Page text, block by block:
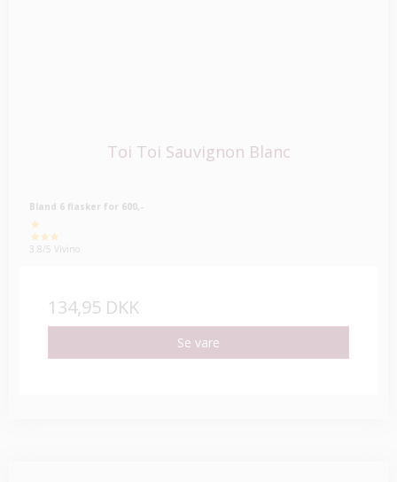
Toi Toi Sauvignon Blanc
Bland 6 flasker for 600,-
3.8/5 Vivino
134,95 DKK
Se vare